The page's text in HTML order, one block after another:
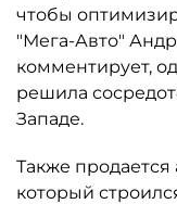
чтобы
"Мега-Авто"
комментирует,
решила
Западе.
Также продается
который